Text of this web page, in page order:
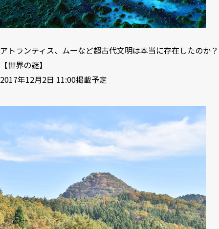
アトランティス、ムーなど超古代文明は本当に存在したのか？
【世界の謎】
2017年12月2日 11:00掲載予定